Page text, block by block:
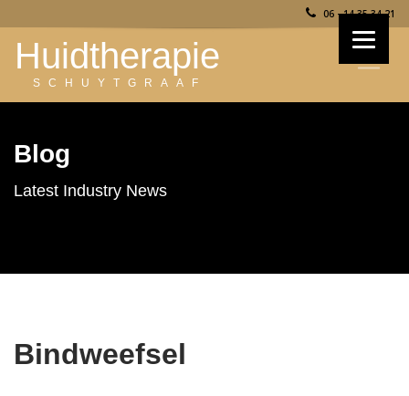
06 - 14 35 34 21
Huidtherapie
SCHUYTGRAAF
Blog
Latest Industry News
Bindweefsel